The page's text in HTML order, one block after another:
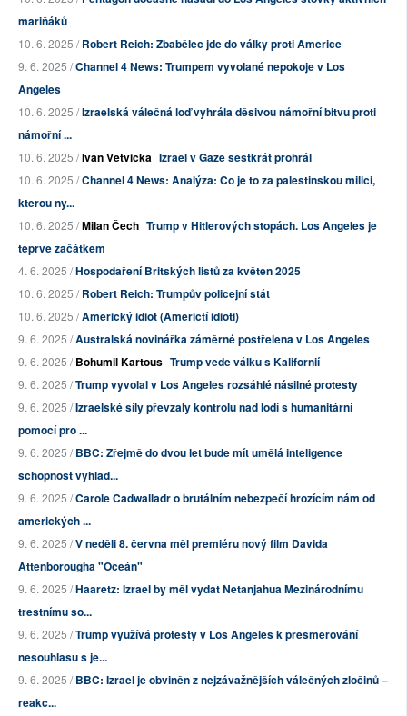
mariňáků
10. 6. 2025 /Robert Reich: Zbabělec jde do války proti Americe
9. 6. 2025 /Channel 4 News: Trumpem vyvolané nepokoje v Los
Angeles
10. 6. 2025 /Izraelská válečná loď vyhrála děsivou námořní bitvu proti
námořní ...
10. 6. 2025 /Ivan Větvička Izrael v Gaze šestkrát prohrál
10. 6. 2025 /Channel 4 News: Analýza: Co je to za palestinskou milici,
kterou ny...
10. 6. 2025 /Milan Čech Trump v Hitlerových stopách. Los Angeles je
teprve začátkem
4. 6. 2025 /Hospodaření Britských listů za květen 2025
10. 6. 2025 /Robert Reich: Trumpův policejní stát
10. 6. 2025 /Americký idiot (Američtí idioti)
9. 6. 2025 /Australská novinářka záměrné postřelena v Los Angeles
9. 6. 2025 /Bohumil Kartous Trump vede válku s Kalifornií
9. 6. 2025 /Trump vyvolal v Los Angeles rozsáhlé násilné protesty
9. 6. 2025 /Izraelské síly převzaly kontrolu nad lodí s humanitární
pomocí pro ...
9. 6. 2025 /BBC: Zřejmě do dvou let bude mít umělá inteligence
schopnost vyhlad...
9. 6. 2025 /Carole Cadwalladr o brutálním nebezpečí hrozícím nám od
amerických ...
9. 6. 2025 /V neděli 8. června měl premiéru nový film Davida
Attenborougha "Oceán"
9. 6. 2025 /Haaretz: Izrael by měl vydat Netanjahua Mezinárodnímu
trestnímu so...
9. 6. 2025 /Trump využívá protesty v Los Angeles k přesměrování
nesouhlasu s je...
9. 6. 2025 /BBC: Izrael je obviněn z nejzávažnějších válečných zločinů –
reakc...